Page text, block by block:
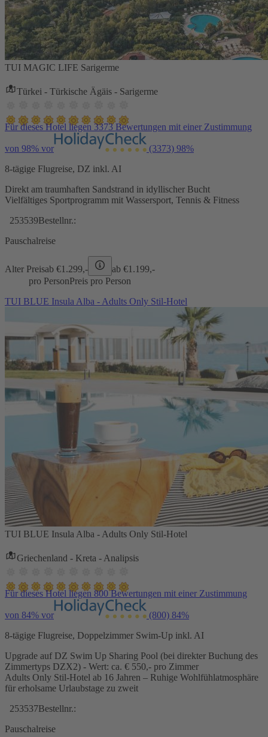
TUI MAGIC LIFE Sarigerme
Türkei - Türkische Ägäis - Sarigerme
Für dieses Hotel liegen 3373 Bewertungen mit einer Zustimmung
von 98% vor (3373) 98%
8-tägige Flugreise, DZ inkl. AI
Direkt am traumhaften Sandstrand in idyllischer Bucht
Vielfältiges Sportprogramm mit Wassersport, Tennis & Fitness
253539Bestellnr.:
Pauschalreise
Alter Preisab €1.299,- ab €1.199,-
pro PersonPreis pro Person
TUI BLUE Insula Alba - Adults Only Stil-Hotel
TUI BLUE Insula Alba - Adults Only Stil-Hotel
Griechenland - Kreta - Analipsis
Für dieses Hotel liegen 800 Bewertungen mit einer Zustimmung
von 84% vor (800) 84%
8-tägige Flugreise, Doppelzimmer Swim-Up inkl. AI
Upgrade auf DZ Swim Up Sharing Pool (bei direkter Buchung des
Zimmertyps DZX2) - Wert: ca. € 550,- pro Zimmer
Adults Only Stil-Hotel ab 16 Jahren – Ruhige Wohlfühlatmosphäre
für erholsame Urlaubstage zu zweit
253537Bestellnr.:
Pauschalreise